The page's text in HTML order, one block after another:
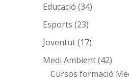
Educació (34)
Esports (23)
Joventut(17)
Medi Ambient(42)
Cursos formació